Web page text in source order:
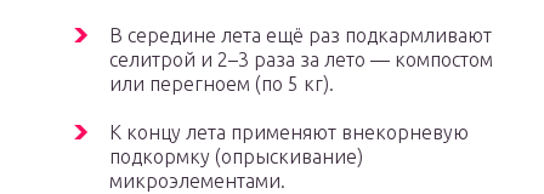
В середине лета ещё раз подкармливают
селитрой и 2–3 раза за лето — компостом
или перегноем (по 5 кг).
К концу лета применяют внекорневую
подкормку (опрыскивание)
микроэлементами.